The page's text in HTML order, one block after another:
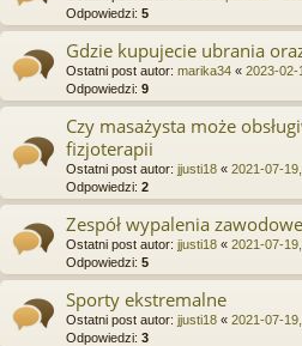
Odpowiedzi: 5
Gdzie kupujecie ubrania
Ostatni post autor: marika34 « 2023-02-
Odpowiedzi: 9
Czy masażysta może
fizjoterapii
Ostatni post autor: jjusti18 « 2021-07-
Odpowiedzi: 2
Zespół wypalenia
Ostatni post autor: jjusti18 « 2021-07-
Odpowiedzi: 5
Sporty ekstremalne
Ostatni post autor: jjusti18 « 2021-07-
Odpowiedzi: 3